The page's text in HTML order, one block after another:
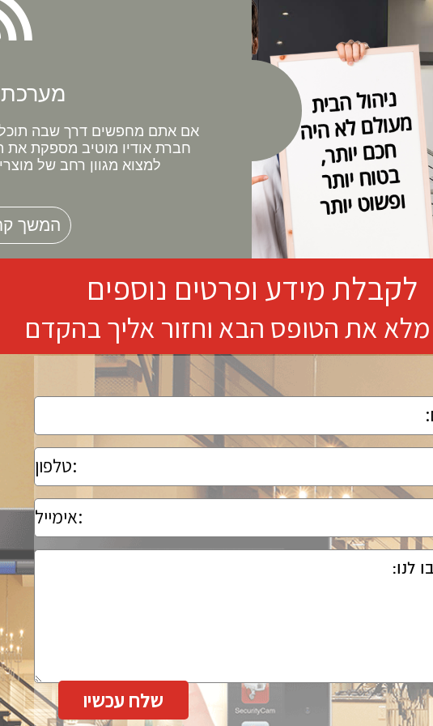
אם אתם מחפשים דרך שבה
חברת אודיו מוטיב מספקת את
למצוא מגוון רחב של
המשך
לקבלת מידע ופרטים נוספים
את הטופס הבא וחזור אליך בהקדם